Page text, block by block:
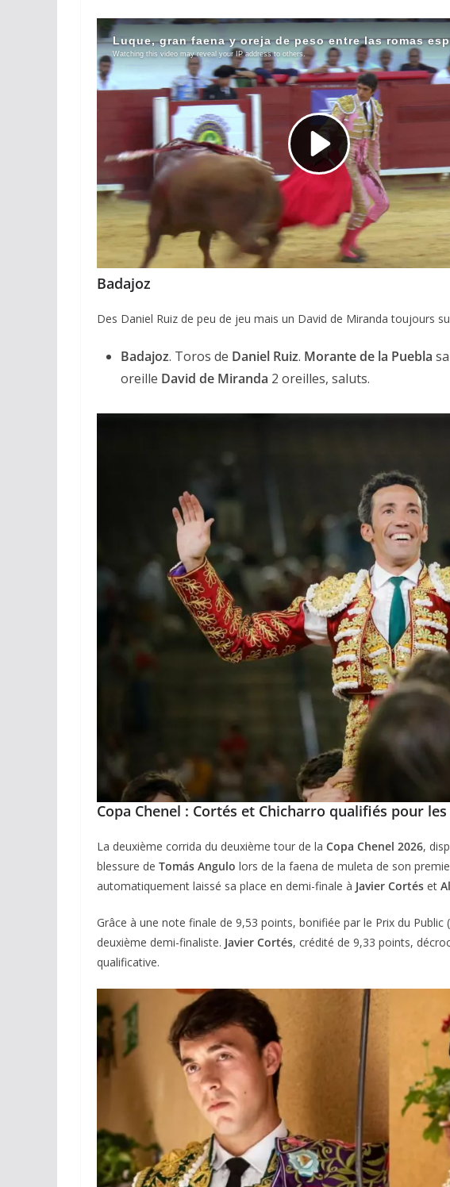
Badajoz
Des Daniel Ruiz de peu de jeu mais un David de Miranda toujours
Badajoz. Toros de Daniel Ruiz. Morante de la Puebla
oreille David de Miranda 2 oreilles, saluts.
Copa Chenel : Cortés et Chicharro qualifiés pour
La deuxième corrida du deuxième tour de la Copa Chenel 2026,
blessure de Tomás Angulo lors de la faena de muleta de son
automatiquement laissé sa place en demi-finale à Javier Cortés et
Grâce à une note finale de 9,53 points, bonifiée par le Prix du Public
deuxième demi-finaliste. Javier Cortés, crédité de 9,33 points,
qualificative.
02/04/2026 Olivier Castelnau